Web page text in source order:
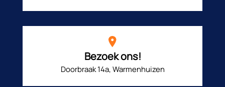
Bezoek ons!
Doorbraak 14a, Warmenhuizen